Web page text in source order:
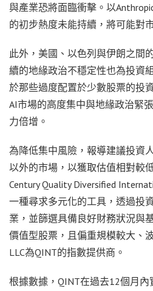
與產業恐將面臨衝擊。以
的初步熱度未能持續，將可能對
此外，美國、以色列與伊朗之間
續的地緣政治不穩定性也為投資
於那些過度配置於少數股票的投
AI市場的高度集中與地緣政治緊
力倍增。
為降低集中風險，報導建議投資
以外的市場，以獲取估值相對較
Century Quality Diversified
一種尋求多元化的工具，透過投
業，並篩選具備良好財務狀況與
價值型股票，且偏重規模較大、
LLC為QINT的指數提供商。
根據數據，QINT在過去12個月